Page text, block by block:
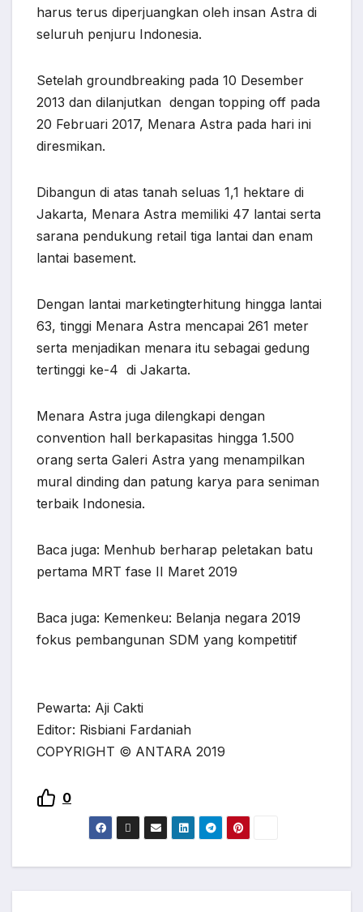
harus terus diperjuangkan oleh insan Astra di
seluruh penjuru Indonesia.
Setelah groundbreaking pada 10 Desember
2013 dan dilanjutkan dengan topping off pada
20 Februari 2017, Menara Astra pada hari ini
diresmikan.
Dibangun di atas tanah seluas 1,1 hektare di
Jakarta, Menara Astra memiliki 47 lantai serta
sarana pendukung retail tiga lantai dan enam
lantai basement.
Dengan lantai marketingterhitung hingga lantai
63, tinggi Menara Astra mencapai 261 meter
serta menjadikan menara itu sebagai gedung
tertinggi ke-4 di Jakarta.
Menara Astra juga dilengkapi dengan
convention hall berkapasitas hingga 1.500
orang serta Galeri Astra yang menampilkan
mural dinding dan patung karya para seniman
terbaik Indonesia.
Baca juga: Menhub berharap peletakan batu
pertama MRT fase II Maret 2019
Baca juga: Kemenkeu: Belanja negara 2019
fokus pembangunan SDM yang kompetitif
Pewarta: Aji Cakti
Editor: Risbiani Fardaniah
COPYRIGHT © ANTARA 2019
0